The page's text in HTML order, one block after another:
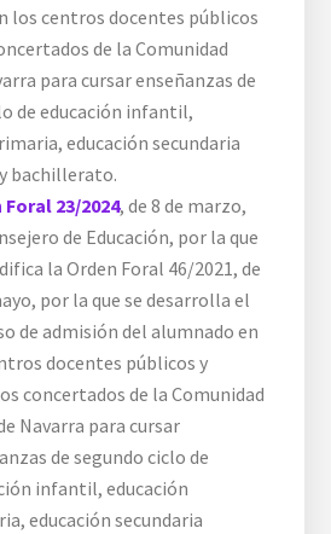
los centros docentes públicos
de la Comunidad
para cursar enseñanzas de
de educación infantil,
educación secundaria
bachillerato.
Foral 23/2024, de 8 de marzo,
de Educación, por la que
la Orden Foral 46/2021, de
por la que se desarrolla el
de admisión del alumnado en
docentes públicos y
concertados de la Comunidad
Navarra para cursar
de segundo ciclo de
infantil, educación
educación secundaria